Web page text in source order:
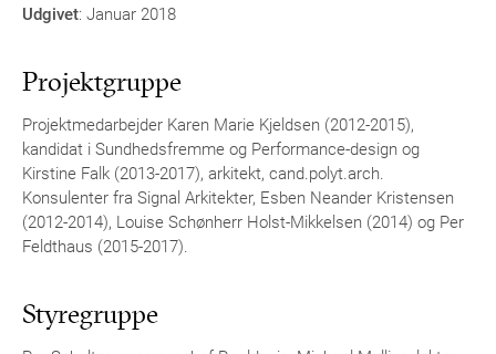
Udgivet: Januar 2018
Projektgruppe
Projektmedarbejder Karen Marie Kjeldsen (2012-2015),
kandidat i Sundhedsfremme og Performance-design og
Kirstine Falk (2013-2017), arkitekt, cand.polyt.arch.
Konsulenter fra Signal Arkitekter, Esben Neander Kristensen
(2012-2014), Louise Schønherr Holst-Mikkelsen (2014) og Per
Feldthaus (2015-2017).
Styregruppe